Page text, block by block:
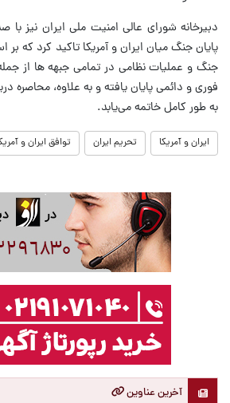
دبیرخانه شورای عالی امنیت ملی ایران نیز با
پایان جنگ میان ایران و آمریکا تاکید کرد که
جنگ و عملیات نظامی در تمامی جبهه ها از
فوری و دائمی پایان یافته و به علاوه، محاصره
به طور کامل خاتمه می‌یابد.
ایران و آمریکا تحریم ایران توافق ایران و
آخرین عناوین